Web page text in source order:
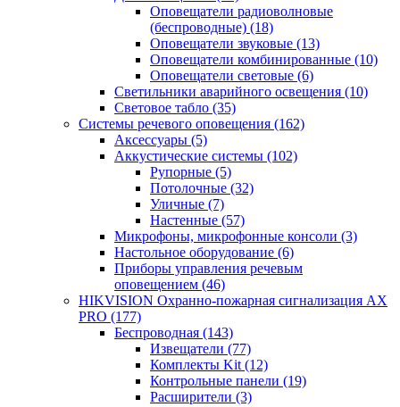
Оповещатели радиоволновые
(беспроводные) (18)
Оповещатели звуковые (13)
Оповещатели комбинированные (10)
Оповещатели световые (6)
Светильники аварийного освещения (10)
Световое табло (35)
Системы речевого оповещения (162)
Аксессуары (5)
Аккустические системы (102)
Рупорные (5)
Потолочные (32)
Уличные (7)
Настенные (57)
Микрофоны, микрофонные консоли (3)
Настольное оборудование (6)
Приборы управления речевым
оповещением (46)
HIKVISION Охранно-пожарная сигнализация AX
PRO (177)
Беспроводная (143)
Извещатели (77)
Комплекты Kit (12)
Контрольные панели (19)
Расширители (3)